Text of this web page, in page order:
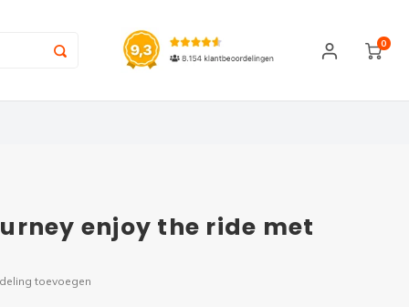
0
enjoy the ride met
toevoegen